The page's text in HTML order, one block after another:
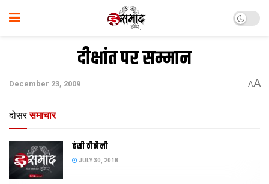
दीक्षांत पर सम्मान
December 23, 2009 AA
दोसर समाचार
हंसी ठीठौली
JULY 30, 2018